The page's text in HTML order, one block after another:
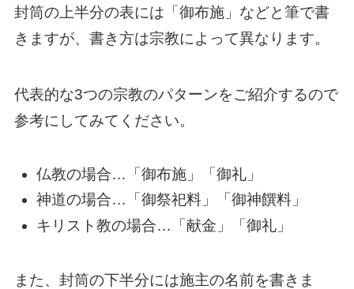
封筒の上半分の表には「御布施」などと筆で書
きますが、書き方は宗教によって異なります。
代表的な3つの宗教のパターンをご紹介するので
参考にしてみてください。
仏教の場合…「御布施」「御礼」
神道の場合…「御祭祀料」「御神饌料」
キリスト教の場合…「献金」「御礼」
また、封筒の下半分には施主の名前を書きま